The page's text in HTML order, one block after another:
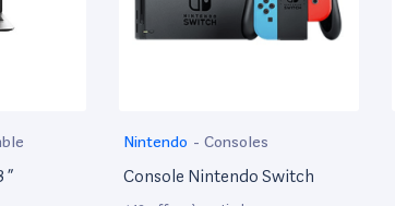
”
Nintendo - Consoles
Console Nintendo Switch